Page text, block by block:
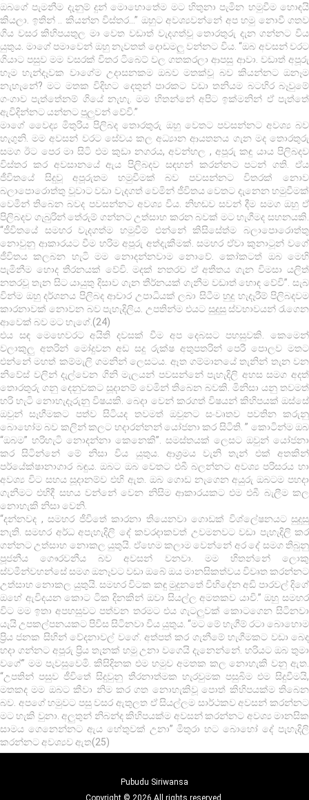
ඔබගේ පැමනීම දැනුම් දුන් මොහොතේම මට හිතුනා පැමින හමුවීම හොඳයි
කියලා. ඉතින් .. කියන්න විස්තර…” ඔහුට අවශ්‍යවන්නේ අප හමු නොවී ගතව
ගිය වසර කිහිපයතුල මා වෙත වඩාත් වැදගත්වූ තොරතුරු දැන ගන්නට විය
යුතුය. මාගේ පමාවෙන් ඔහු නැවතත් දොඩමලු වන්නට විය. “ඔබ අවසන් වරට
ගියාට පසුව මම වසරක් විතර ටිබෙට් වල ගතකරලා ආපසු ආවා. වඩාත් අපූරු
හෑම හැන්දෑවක වාගේම උදාසනකම ඔබව මතක්වූ බව කියන්නට ඔනෑම
නැහැනේ? මට මතක විදිහට දෙතුන් පාරකට වඩා තනියම බටහිර බෑවුමේ
ගංගාව පැත්තේනම් ගියේ නැහැ. මම හිතන්නේ අපිට ඉක්මනින් ඒ පැත්තේ
ඇවිදින්නට යන්නට පුලුවන් වේවි.”
මාගේ වෛද්‍ය මිතුරිය පිලිබද තොරතුරු ඔහු වෙතට පවසන්නට අවශ්‍ය බව
හැගුනි. මම අවසන් වරට සේවය කල අධ්‍යාන ආයතනය ගැන මද තොරතුරු
සමග ඊට පෙර මා සිටි එම කුඩා නගරය, අවන්හල , අපූරු කඳු යාය පිලිබදව
විස්තර කර අවසානයේ ඇය පිලිබදව සඳහන් කරන්නට පටන් ගති. ඒය
ජීවිතයේ සිදුවූ අපූරුතම හමුවීමක් බව පවසන්නට විතරක් නොව
බලාපොරොත්තු වූවාට වඩා වැදගත් වෙමින් ජීවිතය වෙතට දැනෙන හමුවීමක්
වෙමින් තිබෙන බවද පවසන්නට අවශ්‍ය විය. නිහඬව සවන් දීම සමග ඔහු ඒ
පිලිබදව ගැබුරින් තේරුම් ගන්නට උත්සාහ කරන බවක් මට හැගීමද සහනයකි.
“ජීවිතයේ සමහර වැදගත්ම හමුවීම් එන්නේ කිසිසේත්ම බලාපොරොත්තු
නොවුනු ආකාරයට වීම හරිම අපූරු අත්දැකීමක්. සමහර ඒවා කුනාටූන් වගේ
ජීවිතය කලබන හැටි මම නොදන්නවාම නොවේ. කෝකටත් ඔබ මෙහි
පැමිනීම හොද තීරනයක් වේවි. මදක් නතරව ඒ අතීතය ගැන විමසා යලිත්
නතරවූ තැන සිට යායුතු දිසාව ගැන තීර්නයක් ගැනීම වඩාත් හොඳ වේවි”. සැබ
වින්ම ඔහු දර්ශනය පිලිබද ආචාර උපාධියක් ලබා සිටීම හුදු හැදෑරීම් පිලිබදවම
කාරනාවක් නොවන බව පැහැදිලිය. උපතින්ම එයට සුදුසු ස්වභාවයන් ‍රැගෙන
ආවෙක් බව මට හැගේ.(24)
එය සඳ මෙහෙවරට අයිති දවසක් වීම අප දෙබසට පහසුවකි. කෙමෙන්
වලාකුලු අතරින් මෝදුවන අඩ සදු රුක්ෂ අතුපතරින් පෙරී පොලව මතට
එන්නේ මහත් කම්මැලි ගමනින් ලෙසටය. ඈත ගම්මානයේ තැනින් තැන වන
නිවේස් වලින් දැල්වෙන ගිනි මැලයන් පවසන්නේ පැහැදිලි අහස සමග අදත්
තොරතුරු ගනු දෙනුවකට සූදානම් වෙමින් තිබෙන බවකි. මිනිසා යනු තවමත්
හරි හැටි නොහැදෑරුනු විෂයකි. බෙදා වෙන් කරගත් විෂයන් කිහිපයක් ඔස්සේ
ඔවුන් සෑහීමකට පත්ව සිටියද තවමත් ඔවුනට සංවෘතව පවතින කරුනු
බොහෝම බව කලින් කලට හදාරන්නන් යෝජනා කර සිටිති. ” කොටින්ම ඔබ
“ඔබම” හරිහැටි නොදන්නා කෙනෙකි”. සමස්තයක් ලෙසට ඔවුන් යෝජනා
කර සිටින්නේ මේ නිසා විය යුතුය. ආශ්‍රමය වැනි තැන් එක් අතකින්
පර්යේක්ෂානාගාර බඳුය. ඔබට ඔබ වෙතට එබී බලන්නට අවශ්‍ය පරිසරය හා
අවශ්‍ය විට සහය සූදානම්ව එහි ඇත. ඔබ ගොඩ නැගෙන අයුරු ඔබටම පහදා
ගැනීමට එහිදී සහය වන්නේ වෙන නිසිම ආකාරයකට එම එබී බැලීම කල
නොහැකි නිසා වෙනි.
“දන්නවද , සමහර ජීවිතේ කාරනා තියෙනවා ගොඩක් විශ්ලේෂනයට සුදුසු
නැති. සමහර අර්ධ අපැහැදිලි දේ කවරදාකවත් උවමනවට වඩා පැහැදිලි කර
ගන්නට උත්සාහ නොකල යුතුයි. ඒහෙම කලාම වෙන්නේ අර දේ සමග තිබුනු
පූජනීය ගෞරවනීය බව අවසන් වනවා. මම හිතන්නේ ලොකු
ස්වමීන්වහන්සේ සමග ඔනෑවට වඩා ඔබේ ඔය මානසිකත්වය විවෘත කරන්නට
උත්සාහ නොකල යුතුයි. සමහර විටක කඳු මුදුනතේ විහිදේන අඩි පාරවල් දිගේ
ඔහේ ඇවිදයන කොට ටික දිනකින් ඔවා සියල්ල අමතකව යාවි.” ඔහු සමහර
විට මම ඉතා අපහසුවට පත්වන තරමට එය ගැටලුවක් කොටගෙන සිටිනවා
යැයි උපකල්පනයකට පිවිස සිටිනවා විය යුතුය. “මට මේ හැගීම් රටා බොහොම
ප්‍රිය ජනක සිහින් වේදනාවල් වගේ. අත්පත් කර ගැනීමේ හැගීමකට වඩා බෙද
හදා ගන්නට අපූරු ප්‍රිය තැනක් හමු උනා වගෙයි දැනෙන්නේ. හරියට ඔබ තුමා
වගේ” මම පැවසුවෙමි. කිසිදිනක එම හමුව අමතක කල නොහැකි වනු ඇත.
“උපතින් පසුව ජීවිතේ සිදුවුනු තීරනාත්මක හැරවුමක පසුබිම එම සිදුවීමයි,
මතකද මම ඔබට කීවා නිම කර ගත නොහැකිවූ පොත් කිහිපයක්ම තිබෙන
බව. අපගේ හමුවට පසු වසර ඇතුලත ඒ සියල්ලම සාර්ථකව අවසන් කරන්නට
මට හැකි වුනා. අලුතුන් නිබන්ද කිහිපයක්ම අවසන් කරන්නට අවශ්‍ය මානසික
සාමය ගෙනෙන්නට ඇය හේතුවක් උනා” මිතුරා හට බොහෝ දේ පැහැදිලි
කරන්නට අවශ්‍යව ඇත(25)
Copyright © 2026.All rights reserved.
Pubudu Siriwansa